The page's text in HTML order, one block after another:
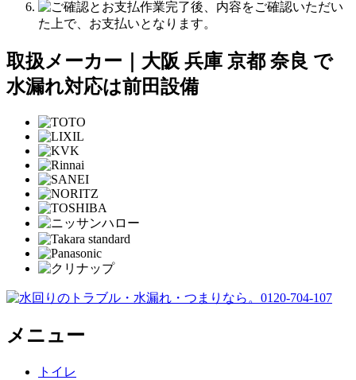
作業完了後、内容をご確認いただい
た上で、お支払いとなります。
取扱メーカー｜大阪 兵庫 京都 奈良 で
水漏れ対応は前田設備
メニュー
トイレ